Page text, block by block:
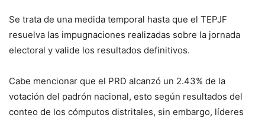
Se trata de una medida temporal hasta que el TEPJF
resuelva las impugnaciones realizadas sobre la jornada
electoral y valide los resultados definitivos.
Cabe mencionar que el PRD alcanzó un 2.43% de la
votación del padrón nacional, esto según resultados del
conteo de los cómputos distritales, sin embargo, líderes